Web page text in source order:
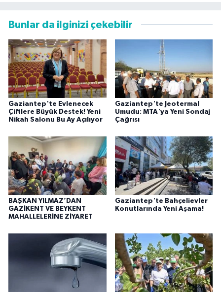
Bunlar da ilginizi çekebilir
Gaziantep'te Evlenecek
Çiftlere Büyük Destek! Yeni
Nikah Salonu Bu Ay Açılıyor
Gaziantep'te Jeotermal
Umudu: MTA'ya Yeni Sondaj
Çağrısı
BAŞKAN YILMAZ’DAN
GAZİKENT VE BEYKENT
MAHALLELERİNE ZİYARET
Gaziantep'te Bahçelievler
Konutlarında Yeni Aşama!